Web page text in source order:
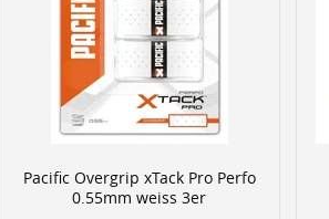
Pacific Overgrip xTack Pro Perfo
0.55mm weiss 3er